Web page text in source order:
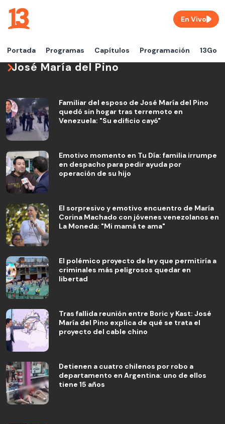
Portada Programas Capítulos Programación 13Go
En Vivo
José María del Pino
Familiar del esposo de José María del Pino
quedó sin hogar tras terremoto en
Venezuela: "Su edificio cayó"
Emotivo momento en Tu Día: familia irrumpe
en despacho para pedir ayuda por
operación de su hijo
El sorpresivo y emotivo encuentro de María
Corina Machado con jóvenes venezolanos en
La Moneda: "Mi mamá te ama"
El polémico proyecto de ley que permitiría a
criminales más peligrosos quedar en
libertad
Tras fallida reunión entre Boric y Kast: José
María del Pino explica de qué se trata el
proyecto del cable chino
Detienen a cuatro chilenos por robo a
departamento en Argentina: uno de ellos
tiene 15 años